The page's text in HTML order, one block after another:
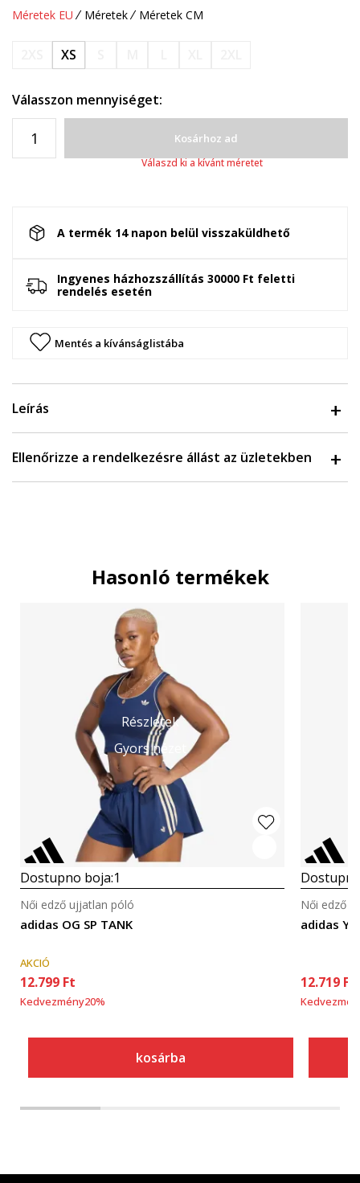
Méretek EU Méretek Méretek CM
XS
Válasszon mennyiséget:
Kosárhoz ad
Válaszd ki a kívánt méretet
A termék 14 napon belül visszaküldhető
Ingyenes házhozszállítás 30000 Ft feletti
rendelés esetén
Mentés a kívánságlistába
Leírás
Ellenőrizze a rendelkezésre állást az üzletekben
Hasonló termékek
Részletek
Gyors nézet
Dostupno boja:1
adidas OG SP TANK
Női edző ujjatlan póló
AKCIÓ
12.799 Ft
Kedvezmény20%
kosárba
adidas
Női edző
12.719 Ft